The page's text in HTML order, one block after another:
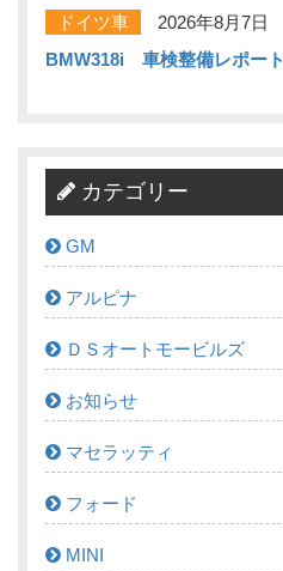
ドイツ車
2026年8月7日
BMW318i 車検整備レポート
カテゴリー
GM
アルピナ
ＤＳオートモービルズ
お知らせ
マセラッティ
フォード
MINI